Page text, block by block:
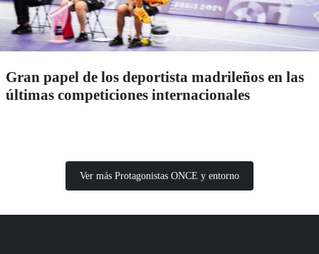
Gran papel de los deportista madrileños en las
últimas competiciones internacionales
Ver más Protagonistas ONCE y entorno